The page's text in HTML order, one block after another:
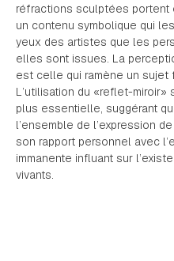
réfractions sculptées
un contenu symbolique qui
yeux des artistes que les
elles sont issues. La
est celle qui ramène un sujet
L’utilisation du «reflet-miroir»
plus essentielle, suggérant
l’ensemble de l’expression
son rapport personnel avec
immanente influant sur
vivants.